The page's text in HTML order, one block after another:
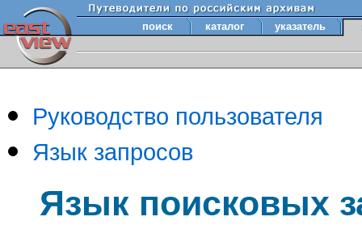
поиск каталог указатель
Руководство пользователя
Язык запросов
Язык поисковых